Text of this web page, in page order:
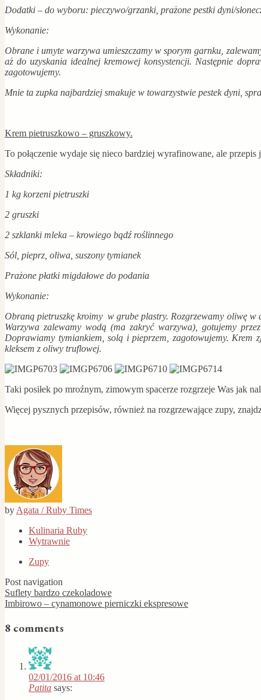
Dodatki – do wyboru: pieczywo/grzanki, prażone pestki dyni/
Wykonanie:
Obrane i umyte warzywa umieszczamy w sporym garnku,
aż do uzyskania idealnej kremowej konsystencji. Następnie
zagotowujemy.
Mnie ta zupka najbardziej smakuje w towarzystwie pestek dyni,
Krem pietruszkowo – gruszkowy.
To połączenie wydaje się nieco bardziej wyrafinowane, ale
Składniki:
1 kg korzeni pietruszki
2 gruszki
2 szklanki mleka – krowiego bądź roślinnego
Sól, pieprz, oliwa, suszony tymianek
Prażone płatki migdałowe do podania
Wykonanie:
Obraną pietruszkę kroimy w grube plastry. Rozgrzewamy oliwę
Warzywa zalewamy wodą (ma zakryć warzywa), gotujemy
Doprawiamy tymiankiem, solą i pieprzem, zagotowujemy. Krem
kleksem z oliwy truflowej.
Taki posiłek po mroźnym, zimowym spacerze rozgrzeje Was jak
Więcej pysznych przepisów, również na rozgrzewające zupy,
by Agata / Ruby Times
Kulinaria Ruby
Wytrawnie
Zupy
Post navigation
Suflety bardzo czekoladowe
Imbirowo – cynamonowe pierniczki ekspresowe
8 comments
02/01/2016 at 10:46
Patita says: